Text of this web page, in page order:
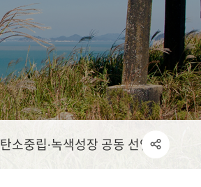
탄소중립∙녹색성장 공동 선언문